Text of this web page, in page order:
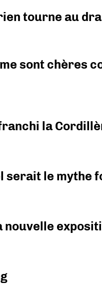
tourne au
sont chères
la
serait le mythe
nouvelle